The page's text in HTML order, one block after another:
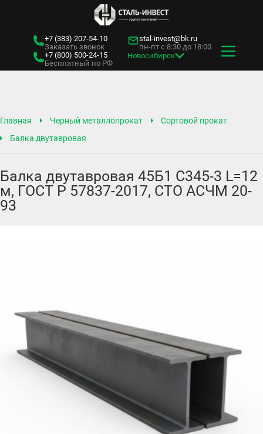
+7 (383) 207-54-10
Заказать звонок
+7 (800) 500-24-15
Бесплатный по РФ
stal-invest@bk.ru
пн-пт с 8:30 до 18:00
Новосибирск
Главная Черный металлопрокат
Сортовой прокат
Балка двутавровая
Балка двутавровая 45Б1 С345-3 L=12
м, ГОСТ Р 57837-2017, СТО АСЧМ 20-
93